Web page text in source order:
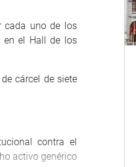
cada uno de los
en el Hall de los
cárcel de siete
contra el
activo genérico